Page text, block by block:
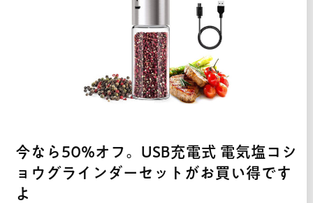
今なら50%オフ。USB充電式 電気塩コシ
ョウグラインダーセットがお買い得です
よ